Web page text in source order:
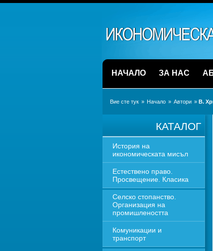
НАЧАЛО ЗА НАС
Вие сте тук » Начало » Автори » В.
КАТАЛОГ
История на
икономическата мисъл
Естествено право.
Просвещение. Класика
Селско стопанство.
Организация на
промишлеността
Комуникации и
транспорт